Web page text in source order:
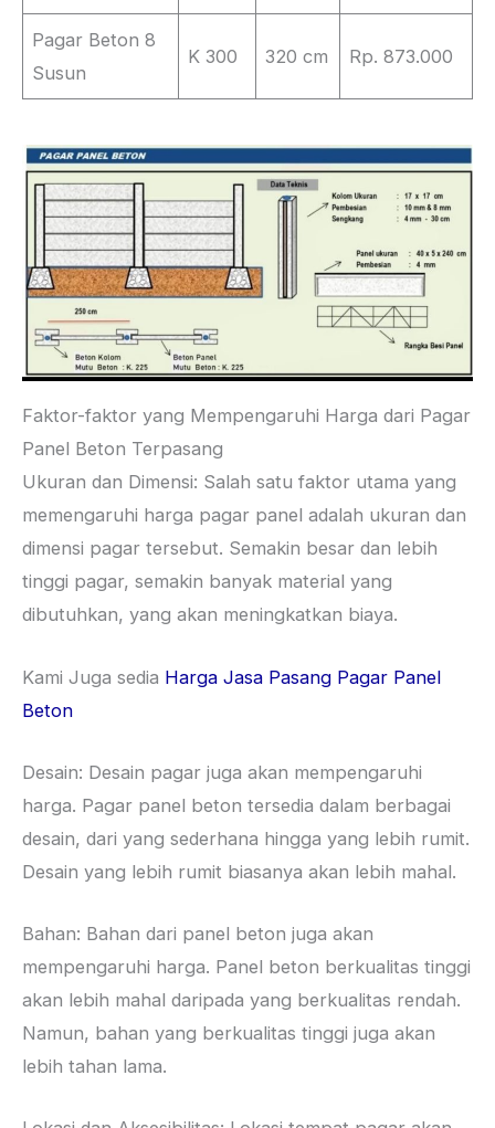
Pagar Beton 8
Susun
K 300 320 cm Rp. 873.000
Faktor-faktor yang Mempengaruhi Harga dari Pagar
Panel Beton Terpasang
Ukuran dan Dimensi: Salah satu faktor utama yang
memengaruhi harga pagar panel adalah ukuran dan
dimensi pagar tersebut. Semakin besar dan lebih
tinggi pagar, semakin banyak material yang
dibutuhkan, yang akan meningkatkan biaya.
Kami Juga sedia Harga Jasa Pasang Pagar Panel
Beton
Desain: Desain pagar juga akan mempengaruhi
harga. Pagar panel beton tersedia dalam berbagai
desain, dari yang sederhana hingga yang lebih rumit.
Desain yang lebih rumit biasanya akan lebih mahal.
Bahan: Bahan dari panel beton juga akan
mempengaruhi harga. Panel beton berkualitas tinggi
akan lebih mahal daripada yang berkualitas rendah.
Namun, bahan yang berkualitas tinggi juga akan
lebih tahan lama.